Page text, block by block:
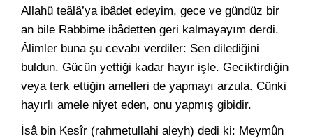
Allahü teâlâ’ya ibâdet edeyim, gece ve gündüz bir
an bile Rabbime ibâdetten geri kalmayayım derdi.
Âlimler buna şu cevabı verdiler: Sen dilediğini
buldun. Gücün yettiği kadar hayır işle. Geciktirdiğin
veya terk ettiğin amelleri de yapmayı arzula. Cünki
hayırlı amele niyet eden, onu yapmış gibidir.
İsâ bin Kesîr (rahmetullahi aleyh) dedi ki: Meymûn